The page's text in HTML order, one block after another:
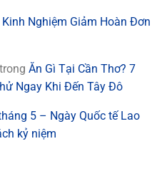
Kinh Nghiệm Giảm Hoàn Đơn
trong Ăn Gì Tại Cần Thơ? 7
Ngay Khi Đến Tây Đô
5 – Ngày Quốc tế Lao
kỷ niệm